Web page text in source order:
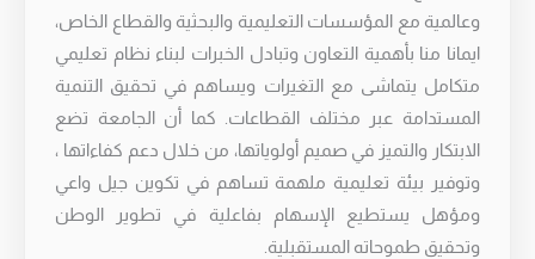
وعالمية مع المؤسسات التعليمية والبحثية والقطاع الخاص،
ايمانا منا بأهمية التعاون وتبادل الخبرات لبناء نظام تعليمي
متكامل يتماشى مع التغيرات ويساهم في تحقيق التنمية
المستدامة عبر مختلف القطاعات. كما أن الجامعة تضع
الابتكار والتميز في صميم أولوياتها، من خلال دعم كفاءاتها ،
وتوفير بيئة تعليمية ملهمة تساهم في تكوين جيل واعي
ومؤهل يستطيع الإسهام بفاعلية في تطوير الوطن
وتحقيق طموحاته المستقبلية.